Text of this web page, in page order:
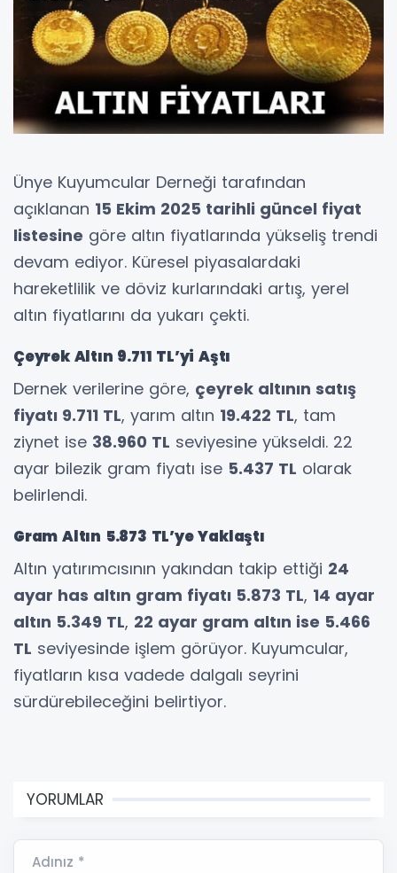
Ünye Kuyumcular Derneği tarafından
açıklanan 15 Ekim 2025 tarihli güncel fiyat
listesine göre altın fiyatlarında yükseliş trendi
devam ediyor. Küresel piyasalardaki
hareketlilik ve döviz kurlarındaki artış, yerel
altın fiyatlarını da yukarı çekti.
Çeyrek Altın 9.711 TL’yi Aştı
Dernek verilerine göre, çeyrek altının satış
fiyatı 9.711 TL, yarım altın 19.422 TL, tam
ziynet ise 38.960 TL seviyesine yükseldi. 22
ayar bilezik gram fiyatı ise 5.437 TL olarak
belirlendi.
Gram Altın 5.873 TL’ye Yaklaştı
Altın yatırımcısının yakından takip ettiği 24
ayar has altın gram fiyatı 5.873 TL, 14 ayar
altın 5.349 TL, 22 ayar gram altın ise 5.466
TL seviyesinde işlem görüyor. Kuyumcular,
fiyatların kısa vadede dalgalı seyrini
sürdürebileceğini belirtiyor.
YORUMLAR
Adınız *